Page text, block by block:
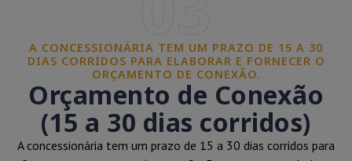
A CONCESSIONÁRIA TEM UM PRAZO DE 15 A 30
DIAS CORRIDOS PARA ELABORAR E FORNECER O
ORÇAMENTO DE CONEXÃO.
Orçamento de Conexão
(15 a 30 dias corridos)
A concessionária tem um prazo de 15 a 30 dias corridos para